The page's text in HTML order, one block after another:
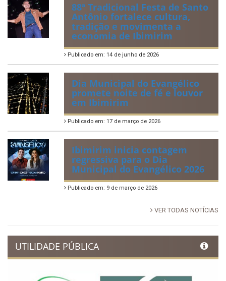
88ª Tradicional Festa de Santo
Antônio fortalece cultura,
tradição e movimenta a
economia de Ibimirim
Publicado em: 14 de junho de 2026
Dia Municipal do Evangélico
promete noite de fé e louvor
em Ibimirim
Publicado em: 17 de março de 2026
Ibimirim inicia contagem
regressiva para o Dia
Municipal do Evangélico 2026
Publicado em: 9 de março de 2026
VER TODAS NOTÍCIAS
UTILIDADE PÚBLICA